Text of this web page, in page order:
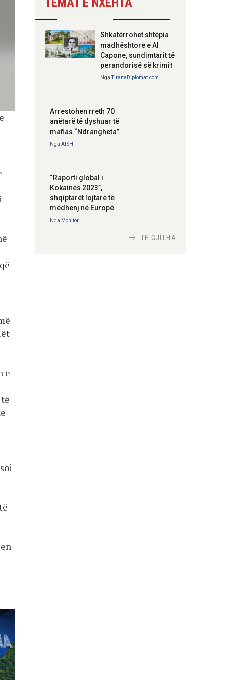
e
Hoxha takim me
zyrtarë të lartë të
DASH: Angazhim i
përbashkët për
strategjik
Shkatërrohet shtëpia
madhështore e Al
Capone, sundimtarit të
perandorisë së krimit
NgaTiranaDiplomat.com
Arrestohen rreth 70
anëtarë të dyshuar të
mafias “Ndrangheta”
Nga ATSH
“Raporti global i
Kokainës 2023”,
shqiptarët lojtarë të
mëdhenj në Europë
Nga Monitor
TË GJITHA